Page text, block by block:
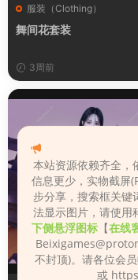
服装（Clothing）
舞间花套装
3周前
本站资源依赖齐全，
信息更少，实物截屏
步分享，搜索框关键
法显示图片，请使用
下侧悬浮图标 【在线
不封顶)。请各位会
或